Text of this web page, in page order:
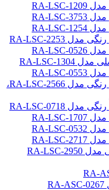
دوربین خطی 5340 پیکسلی رنگی مدل RA-LSC-2566،